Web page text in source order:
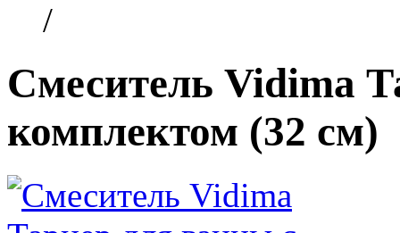
/
Смеситель Vidima
комплектом (32 см)